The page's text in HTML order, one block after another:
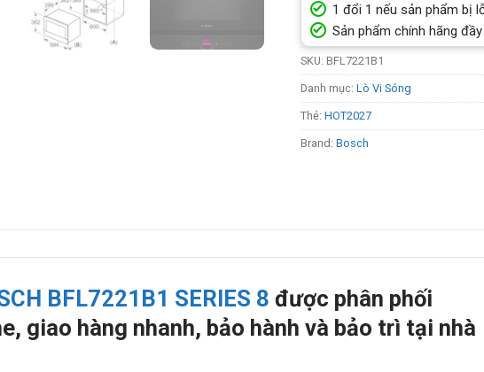
1 đổi 1 nếu sản phẩm bị
Sản phẩm chính hãng
SKU: BFL7221B1
Danh mục: Lò Vi Sóng
Thẻ: HOT2027
Brand: Bosch
BFL7221B1 SERIES 8 được phân phối
giao hàng nhanh, bảo hành và bảo trì tại nhà